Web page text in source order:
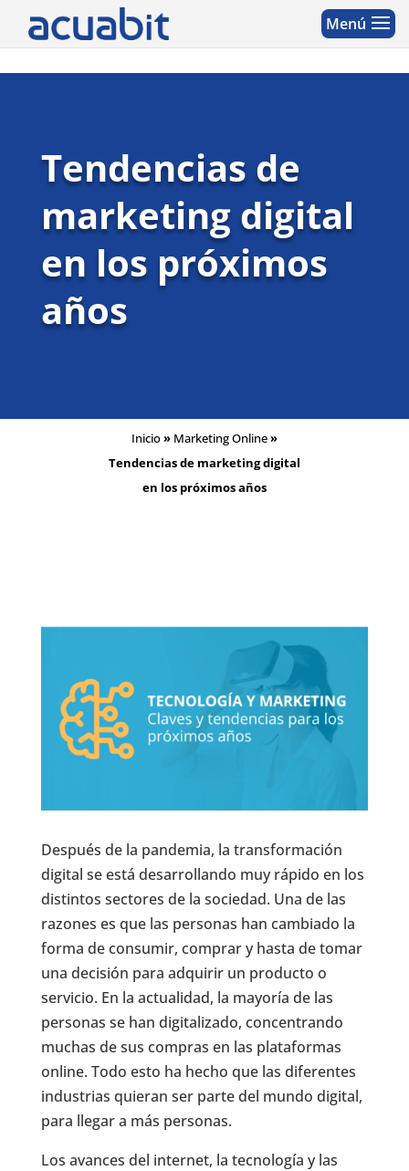
Tendencias de
marketing digital
en los próximos
años
Inicio» Marketing Online»
Tendencias de marketing digital
en los próximos años
Después de la pandemia, la transformación
digital se está desarrollando muy rápido en los
distintos sectores de la sociedad. Una de las
razones es que las personas han cambiado la
forma de consumir, comprar y hasta de tomar
una decisión para adquirir un producto o
servicio. En la actualidad, la mayoría de las
personas se han digitalizado, concentrando
muchas de sus compras en las plataformas
online. Todo esto ha hecho que las diferentes
industrias quieran ser parte del mundo digital,
para llegar a más personas.
Los avances del internet, la tecnología y las